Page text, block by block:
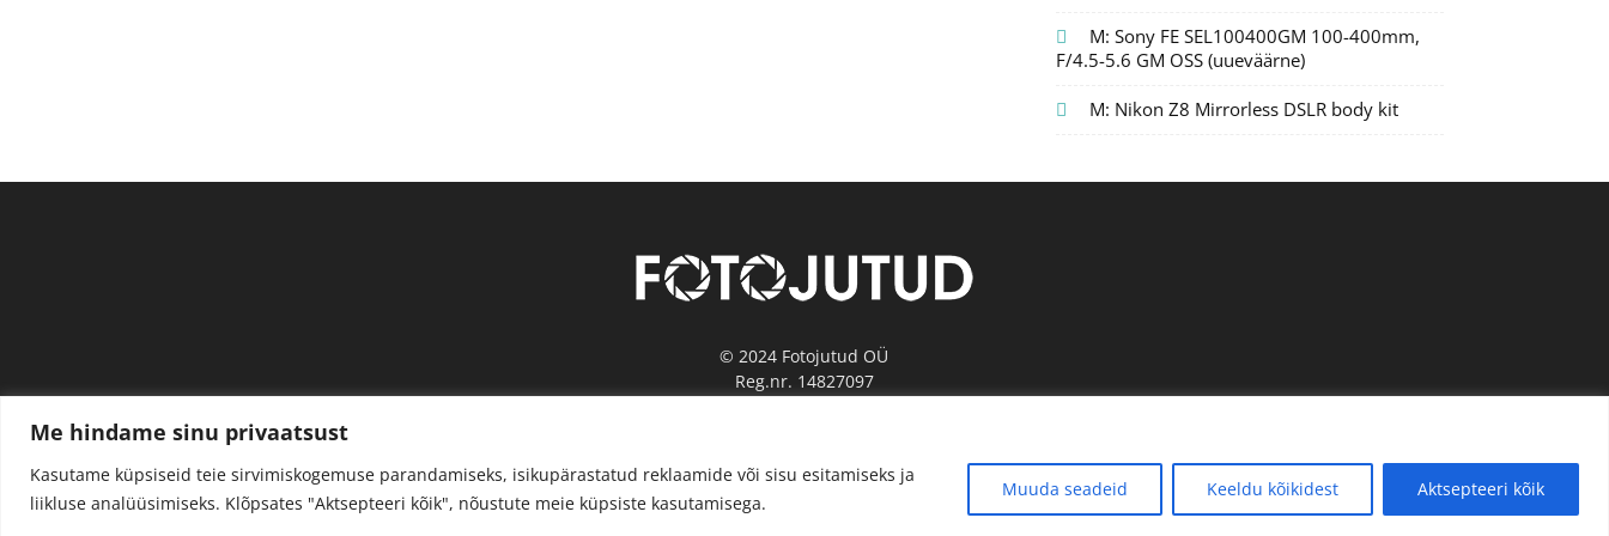
Me hindame sinu privaatsust
Kasutame küpsiseid teie sirvimiskogemuse parandamiseks, isikupärastatud reklaamide või sisu esitamiseks ja
liikluse analüüsimiseks. Klõpsates "Aktsepteeri kõik", nõustute meie küpsiste kasutamisega.
Muuda seadeid Keeldu kõikidest Aktsepteeri kõik
M: Sony FE SEL100400GM 100-400mm,
F/4.5-5.6 GM OSS (uueväärne)
M: Nikon Z8 Mirrorless DSLR body kit
© 2024 Fotojutud OÜ
Reg.nr. 14827097